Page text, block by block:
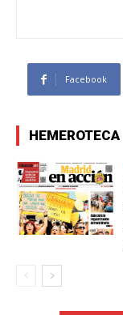
Facebook
HEMEROTECA